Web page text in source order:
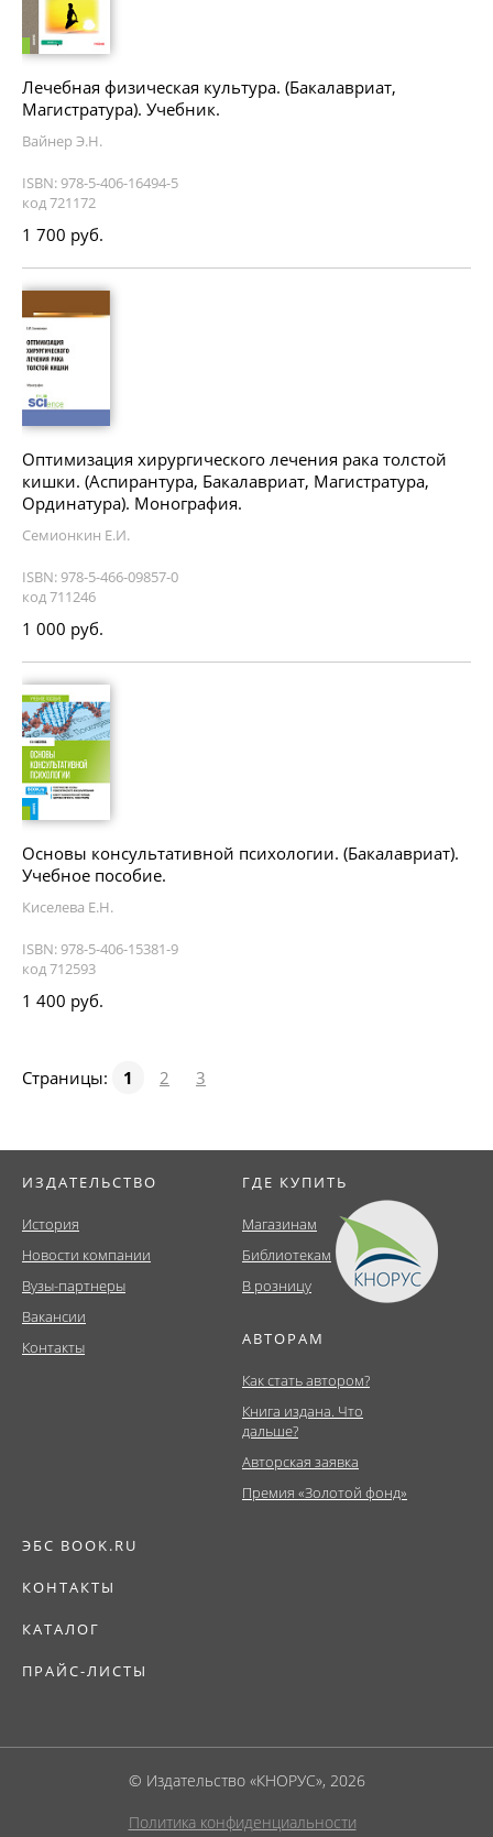
Лечебная физическая культура. (Бакалавриат,
Магистратура). Учебник.
Вайнер Э.Н.
ISBN: 978-5-406-16494-5
код 721172
1 700 руб.
Оптимизация хирургического лечения рака толстой
кишки. (Аспирантура, Бакалавриат, Магистратура,
Ординатура). Монография.
Семионкин Е.И.
ISBN: 978-5-466-09857-0
код 711246
1 000 руб.
Основы консультативной психологии. (Бакалавриат).
Учебное пособие.
Киселева Е.Н.
ISBN: 978-5-406-15381-9
код 712593
1 400 руб.
Страницы: 1 2 3
ИЗДАТЕЛЬСТВО
История
Новости компании
Вузы-партнеры
Вакансии
Контакты
ГДЕ КУПИТЬ
Магазинам
Библиотекам
В розницу
АВТОРАМ
Как стать автором?
Книга издана. Что
дальше?
Авторская заявка
Премия «Золотой фонд»
ЭБС BOOK.RU
КОНТАКТЫ
КАТАЛОГ
ПРАЙС-ЛИСТЫ
© Издательство «КНОРУС», 2026
Политика конфиденциальности